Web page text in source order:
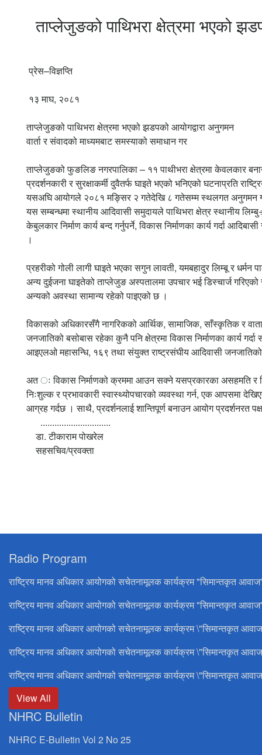
ताप्लेजुङको पाथिभरा क्षेत्रमा भएको
प्रेस–विज्ञप्ति
१३ माघ, २०८१
ताप्लेजुङको पाथिभरा क्षेत्रमा भएको झडपको आयोगद्वारा अनुगमन
वार्ता र संवादको माध्यमबाट समस्याको समाधान गर
ताप्लेजुङको फुङलिङ नगरपालिका – ११ पाथीभरा क्षेत्रमा केवलकार
प्रदर्शनकारी र सुरक्षाकर्मी दुवैतर्फ घाइते भएको भनिएको घटनाप्रति
यसअघि आयोगले २०८१ मङ्सिर २ गतेदेखि ८ गतेसम्म स्थलगत अनुगमन गरी
यस सम्बन्धमा स्थानीय आदिवासी समुदायले पाथिभरा क्षेत्र स्थानीय
केबुलकार निर्माण कार्य बन्द गर्नुपर्ने, विकास निर्माणका कार्य गर्दा
।
प्रहरीको गोली लागी घाइते भएका सगुन लावती, यमबहादुर लिम्बू र धर्मन
अन्य दुईजना घाइतेको ताप्लेजुङ अस्पतालमा उपचार भई डिस्चार्ज
अन्यको अवस्था सामान्य रहेको पाइएको छ ।
विकासको अधिकारसँगै नागरिकको आर्थिक, सामाजिक, साँस्कृतिक र
जनजातिको बसोबास रहेका कुनै पनि क्षेत्रमा विकास निर्माणका कार्य
आइएलओ महासन्धि, १६९ तथा संयुक्त राष्ट्रसंघीय आदिवासी
अत ः विकास निर्माणको क्रममा आउन सक्ने यसप्रकारका असहमति र
निःशुल्क र प्रभावकारी स्वास्थ्योपचारको व्यवस्था गर्न, एक आपसमा
आग्रह गर्दछ । साथै, प्रदर्शनलाई शान्तिपूर्ण बनाउन आयोग प्रदर्शनरत
..............................
डा. टीकाराम पोखरेल
सहसचिव/प्रवक्ता
Radio Program
राष्ट्रिय मानव अधिकार आयोगको सचेतनामूलक कार्यक्रम "सिमान्तकृत
राष्ट्रिय मानव अधिकार आयोगको सचेतनामूलक कार्यक्रम "सिमान्तकृत
राष्ट्रिय मानव अधिकार आयोगको सचेतनामूलक कार्यक्रम \"सिमान्तकृत
राष्ट्रिय मानव अधिकार आयोगको सचेतनामूलक कार्यक्रम \"सिमान्तकृत
राष्ट्रिय मानव अधिकार आयोगको सचेतनामूलक कार्यक्रम \"सिमान्तकृत
View All
NHRC Bulletin
NHRC E-Bulletin Vol 2 No 25